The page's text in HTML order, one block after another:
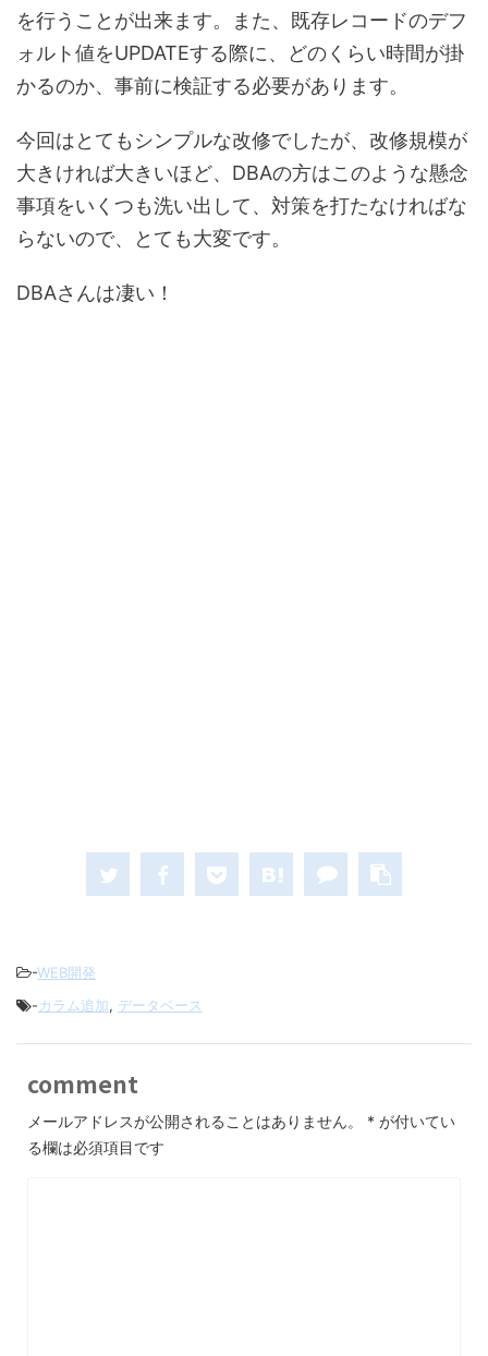
を行うことが出来ます。また、既存レコードのデフ
ォルト値をUPDATEする際に、どのくらい時間が掛
かるのか、事前に検証する必要があります。
今回はとてもシンプルな改修でしたが、改修規模が
大きければ大きいほど、DBAの方はこのような懸念
事項をいくつも洗い出して、対策を打たなければな
らないので、とても大変です。
DBAさんは凄い！
-WEB開発
-カラム追加, データベース
comment
メールアドレスが公開されることはありません。 * が付いてい
る欄は必須項目です